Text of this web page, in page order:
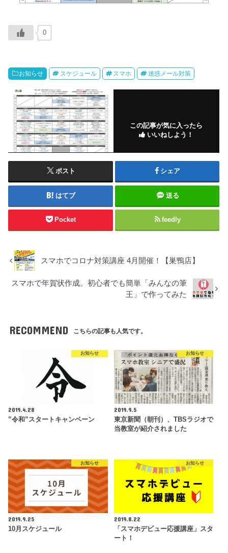
0
お知らせ スケジュール スマホ 迷惑メール対策
この記事が気に入ったら
いいねしよう！
ポスト シェア
はてブ 送る
Pocket feedly
スマホでコロナ対策講座 4月開催！【巣鴨店】
スマホで年賀状作成。初心者でも簡単「みんなの筆
王」で作ってみた
RECOMMEND こちらの記事も人気です。
お知らせ
2019.4.28
”令和”スタートキャンペーン
お知らせ
2019.9.5
東京新聞（朝刊）、TBSラジオで
当教室が紹介されました
お知らせ
2019.9.25
10月スケジュール
お知らせ
2019.8.22
「スマホデビュー応援講座」スタ
ート！